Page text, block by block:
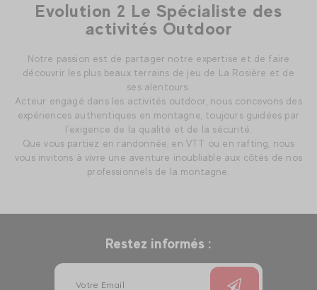
Evolution 2 Le Spécialiste des
activités Outdoor
Notre passion est de partager notre expertise et de faire
découvrir les plus beaux terrains de jeu de La Rosière et de
ses alentours.
Acteur engagé dans les activités outdoor, nous concevons des
expériences authentiques en montagne, toujours guidées par
l’exigence de la qualité et de la sécurité.
Que vous partiez en randonnée, en VTT ou en rafting, nous
vous invitons à vivre une aventure inoubliable aux côtés de nos
professionnels de la montagne.
Restez informés :